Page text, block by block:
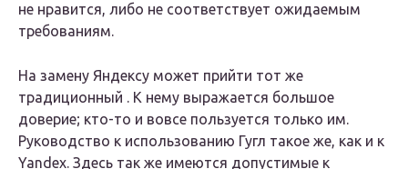
не нравится, либо не соответствует ожидаемым
требованиям.
На замену Яндексу может прийти тот же
традиционный . К нему выражается большое
доверие; кто-то и вовсе пользуется только им.
Руководство к использованию Гугл такое же, как и к
Yandex. Здесь так же имеются допустимые к